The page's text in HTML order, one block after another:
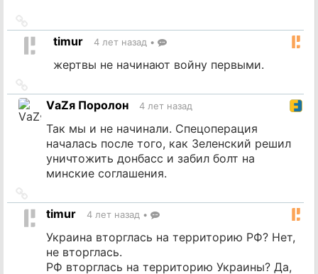
на
источник
timur 4 лет назад •
жертвы не начинают войну первыми.
на
источник
VаZя Поролон 4 лет назад
Так мы и не начинали. Спецоперация
началась после того, как Зеленский решил
уничтожить донбасс и забил болт на
минские соглашения.
на
источник
timur 4 лет назад •
Украина вторглась на территорию РФ? Нет,
не вторглась.
РФ вторглась на территорию Украины? Да,